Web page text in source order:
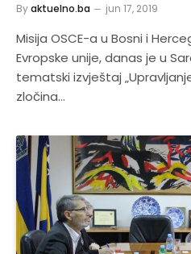
Byaktuelno.ba jun 17, 2019
Misija OSCE-a u Bosni i
Evropske unije, danas je u
tematski izvještaj
zločina…